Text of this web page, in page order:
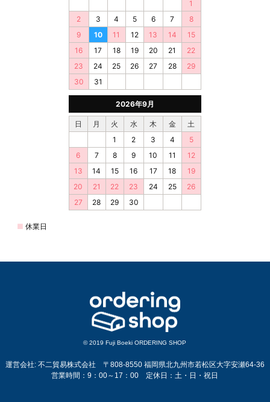
© 2019 Fuji Boeki ORDERING SHOP
運営会社: 不二貿易株式会社 〒808-8550 福岡県北九州市若松区大字安瀬64-36
営業時間：9：00～17：00 定休日：土・日・祝日